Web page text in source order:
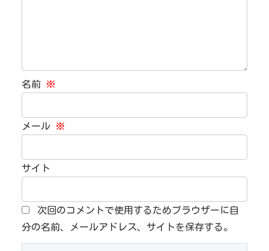
名前 ※
メール ※
サイト
次回のコメントで使用するためブラウザーに自
分の名前、メールアドレス、サイトを保存する。